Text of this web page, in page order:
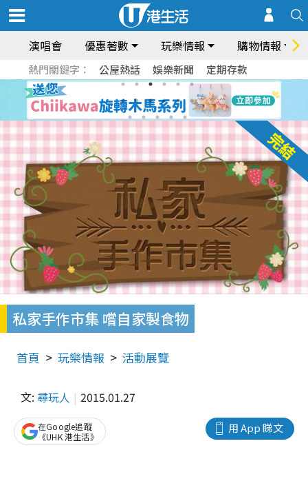
演唱會 優惠著數 玩樂情報 購物情報
熱門關鍵字： 公屋熱話 娛樂新聞 定期存款
私家手作市集 嚐自家製食物
首頁 玩樂情報 活動展覽
文: 尋玩人 2015.01.27
用 App 睇文
在Google追蹤
《UHK 港生活》